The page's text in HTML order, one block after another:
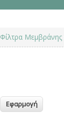
Φίλτρα Μεμβράνης